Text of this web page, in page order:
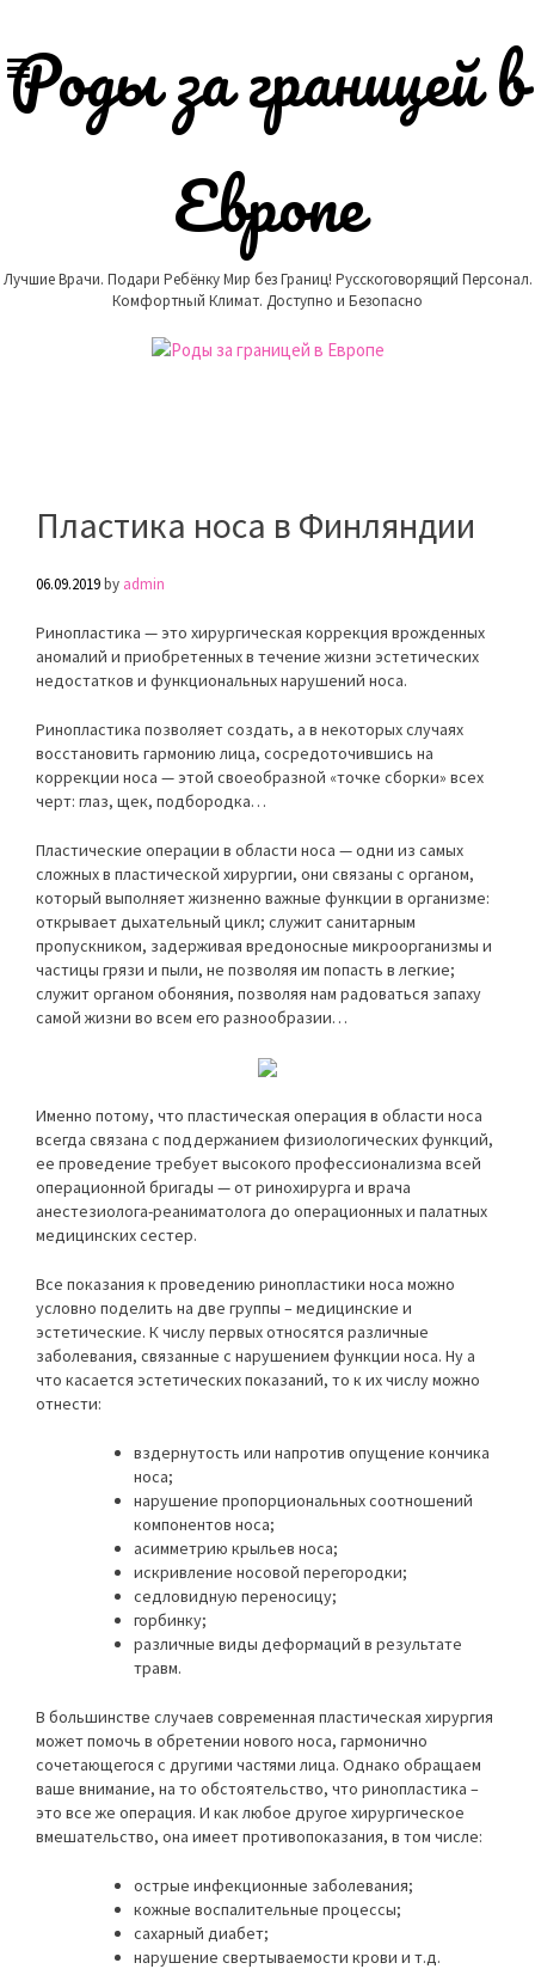
content
Роды за границей в
Европе
Лучшие Врачи. Подари Ребёнку Мир без Границ! Русскоговорящий Персонал.
Комфортный Климат. Доступно и Безопасно
Пластика носа в Финляндии
06.09.2019by admin
Ринопластика — это хирургическая коррекция врожденных
аномалий и приобретенных в течение жизни эстетических
недостатков и функциональных нарушений носа.
Ринопластика позволяет создать, а в некоторых случаях
восстановить гармонию лица, сосредоточившись на
коррекции носа — этой своеобразной «точке сборки» всех
черт: глаз, щек, подбородка…
Пластические операции в области носа — одни из самых
сложных в пластической хирургии, они связаны с органом,
который выполняет жизненно важные функции в организме:
открывает дыхательный цикл; служит санитарным
пропускником, задерживая вредоносные микроорганизмы и
частицы грязи и пыли, не позволяя им попасть в легкие;
служит органом обоняния, позволяя нам радоваться запаху
самой жизни во всем его разнообразии…
Именно потому, что пластическая операция в области носа
всегда связана с поддержанием физиологических функций,
ее проведение требует высокого профессионализма всей
операционной бригады — от ринохирурга и врача
анестезиолога-реаниматолога до операционных и палатных
медицинских сестер.
Все показания к проведению ринопластики носа можно
условно поделить на две группы – медицинские и
эстетические. К числу первых относятся различные
заболевания, связанные с нарушением функции носа. Ну а
что касается эстетических показаний, то к их числу можно
отнести:
вздернутость или напротив опущение кончика
носа;
нарушение пропорциональных соотношений
компонентов носа;
асимметрию крыльев носа;
искривление носовой перегородки;
седловидную переносицу;
горбинку;
различные виды деформаций в результате
травм.
В большинстве случаев современная пластическая хирургия
может помочь в обретении нового носа, гармонично
сочетающегося с другими частями лица. Однако обращаем
ваше внимание, на то обстоятельство, что ринопластика –
это все же операция. И как любое другое хирургическое
вмешательство, она имеет противопоказания, в том числе:
острые инфекционные заболевания;
кожные воспалительные процессы;
сахарный диабет;
нарушение свертываемости крови и т.д.